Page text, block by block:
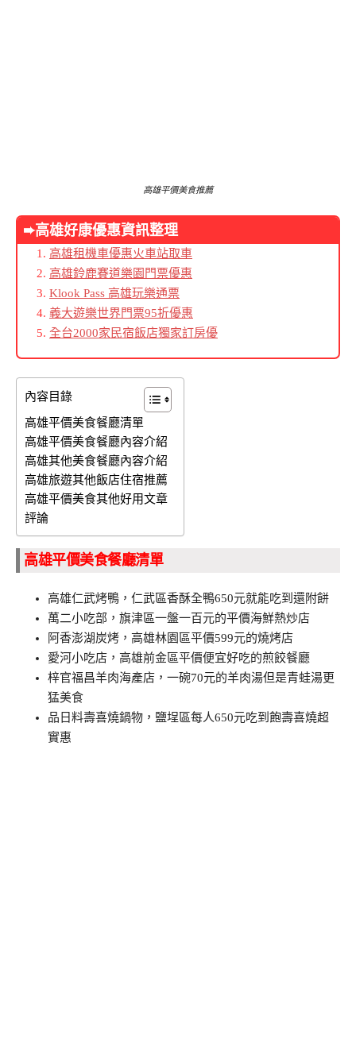
高雄平價美食推薦
➨高雄好康優惠資訊整理
高雄租機車優惠火車站取車
高雄鈴鹿賽道樂園門票優惠
Klook Pass 高雄玩樂通票
義大遊樂世界門票95折優惠
全台2000家民宿飯店獨家訂房優
內容目錄
高雄平價美食餐廳清單
高雄平價美食餐廳內容介紹
高雄其他美食餐廳內容介紹
高雄旅遊其他飯店住宿推薦
高雄平價美食其他好用文章
評論
高雄平價美食餐廳清單
高雄仁武烤鴨，仁武區香酥全鴨650元就能吃到還附餅
萬二小吃部，旗津區一盤一百元的平價海鮮熱炒店
阿香澎湖炭烤，高雄林園區平價599元的燒烤店
愛河小吃店，高雄前金區平價便宜好吃的煎餃餐廳
梓官福昌羊肉海產店，一碗70元的羊肉湯但是青蛙湯更
猛美食
品日料壽喜燒鍋物，鹽埕區每人650元吃到飽壽喜燒超
實惠